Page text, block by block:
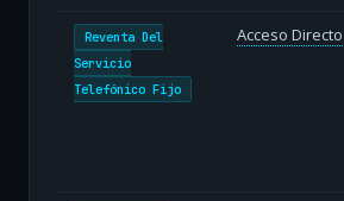
Reventa Del
Servicio
Telefónico Fijo
Acceso Directo